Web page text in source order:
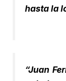
hasta la
“Juan